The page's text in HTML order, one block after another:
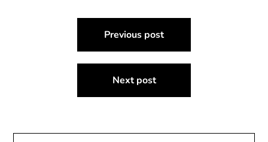
Previous post
Next post